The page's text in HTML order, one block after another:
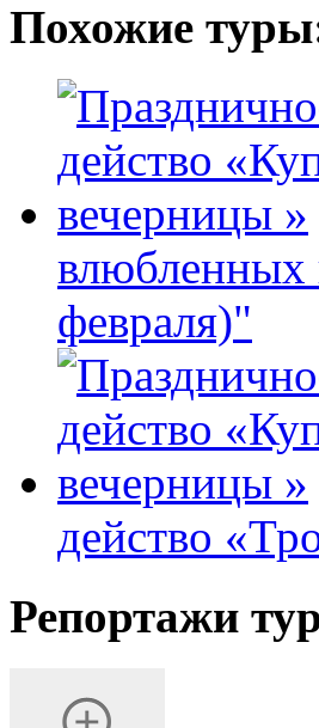
Похожие
влюбленных
февраля)"
действо
Репортажи